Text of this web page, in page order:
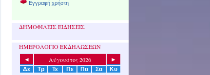
Εγγραφή χρήστη
ΔΗΜΟΦΙΛΕΙΣ ΕΙΔΗΣΕΙΣ
ΗΜΕΡΟΛΟΓΙΟ ΕΚΔΗΛΩΣΕΩΝ
◄ Αύγουστος 2026
►
Δε
Τρ Τε Πε Πα Σα Κυ